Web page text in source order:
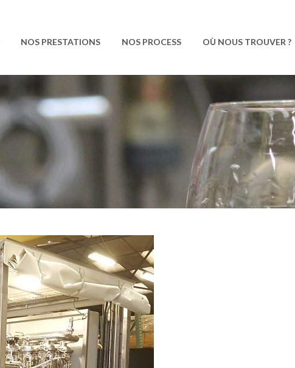
NOS PRESTATIONS NOS PROCESS OÙ NOUS TROUVER ?